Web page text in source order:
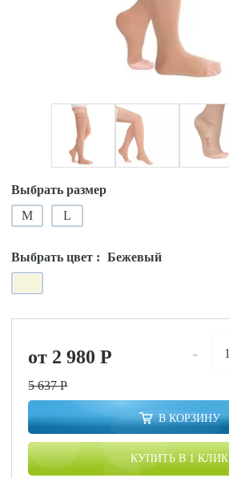
Выбрать размер
M
L
Выбрать цвет : Бежевый
от 2 980P
5 637P
-
В КОРЗИНУ
КУПИТЬ В 1 КЛИК